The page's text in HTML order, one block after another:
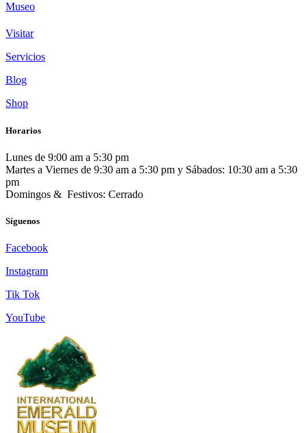
Museo
Visitar
Servicios
Blog
Shop
Horarios
Lunes de 9:00 am a 5:30 pm
Martes a Viernes de 9:30 am a 5:30 pm y Sábados: 10:30 am a 5:30
pm
Domingos & Festivos: Cerrado
Síguenos
Facebook
Instagram
Tik Tok
YouTube